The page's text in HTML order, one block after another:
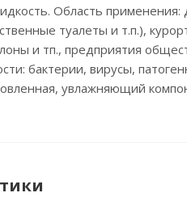
Область
туалеты и т.п.),
и тп., предприятия
бактерии, вирусы,
увлажняющий